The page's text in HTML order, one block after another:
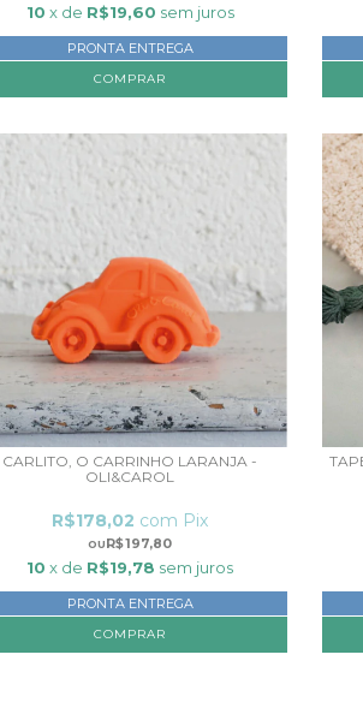
10 x de R$19,60 sem juros
PRONTA ENTREGA
CARLITO, O CARRINHO LARANJA -
OLI&CAROL
R$197,80
R$178,02 com Pix
10 x de R$19,78 sem juros
PRONTA ENTREGA